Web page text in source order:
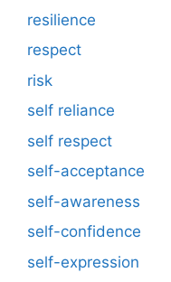
resilience
respect
risk
self reliance
self respect
self-acceptance
self-awareness
self-confidence
self-expression